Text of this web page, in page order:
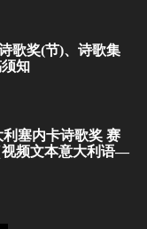
歌奖(节)、诗歌集
知
利塞内卡诗歌奖 赛
视频文本意大利语—